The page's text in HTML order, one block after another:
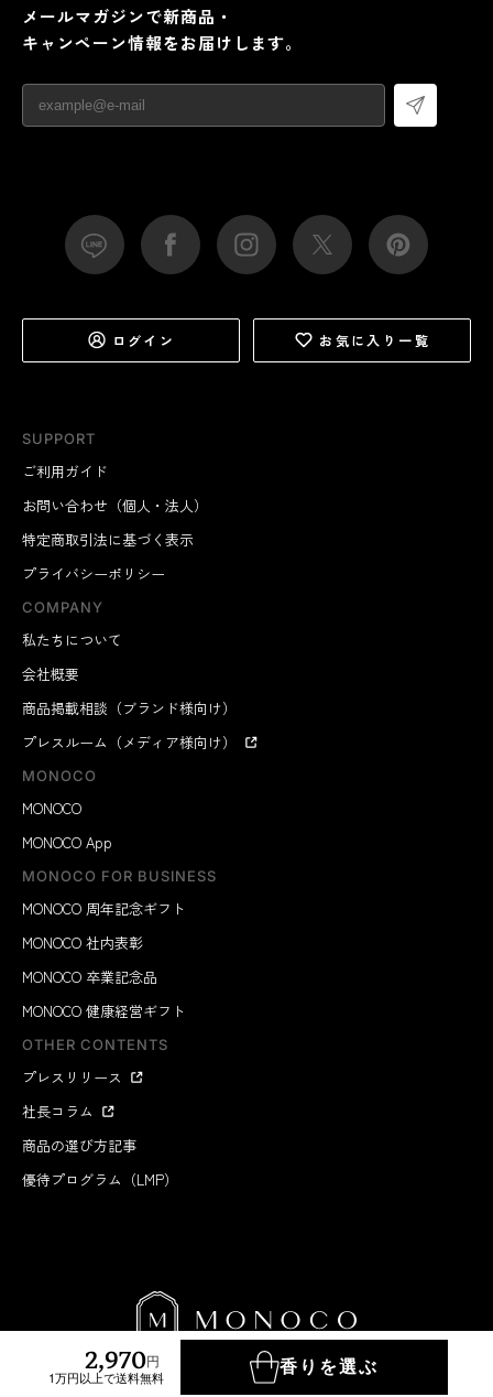
2,970円
1万円以上で送料無料
香りを選ぶ
SUPPORT
ご利用ガイド
お問い合わせ（個人・法人）
特定商取引法に基づく表示
プライバシーポリシー
COMPANY
私たちについて
会社概要
商品掲載相談（ブランド様向け）
プレスルーム（メディア様向け）
MONOCO
MONOCO
MONOCO App
MONOCO FOR BUSINESS
MONOCO 周年記念ギフト
MONOCO 社内表彰
MONOCO 卒業記念品
MONOCO 健康経営ギフト
OTHER CONTENTS
プレスリリース
社長コラム
商品の選び方記事
優待プログラム（LMP）
メールマガジンで新商品・
キャンペーン情報をお届けします。
ログイン お気に入り一覧
MONOCO INC.2012-2026